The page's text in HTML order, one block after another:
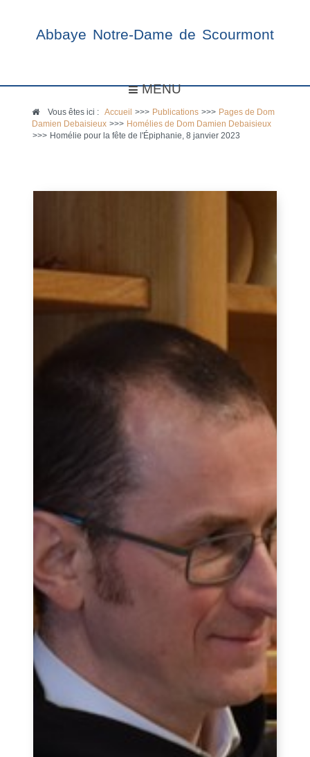
Abbaye Notre-Dame de Scourmont
MENU
Vous êtes ici :Accueil >>> Publications >>> Pages de Dom
Damien Debaisieux >>> Homélies de Dom Damien Debaisieux
>>> Homélie pour la fête de l'Épiphanie, 8 janvier 2023